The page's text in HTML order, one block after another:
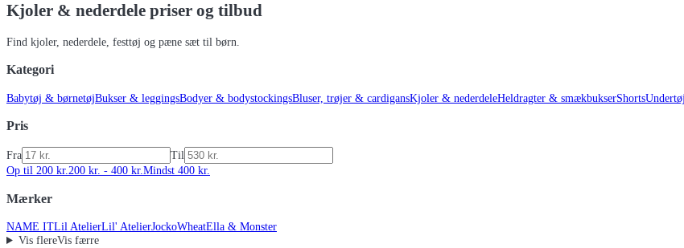
Kjoler & nederdele priser og tilbud
Find kjoler, nederdele, festtøj og pæne sæt til børn.
Kategori
Babytøj & børnetøjBukser & leggingsBodyer & bodystockingsBluser, trøjer & cardigansKjoler & nederdeleHeldragter & smækbukserShorts
Pris
Fra
Til
Op til 200 kr.200 kr. - 400 kr.Mindst 400 kr.
Mærker
NAME ITLil AtelierLil' AtelierJockoWheatElla & Monster
Vis flereVis færre